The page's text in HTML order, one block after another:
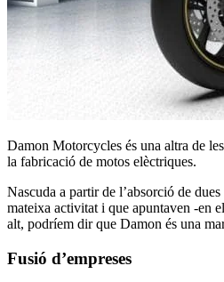
Damon Motorcycles és una altra de
la fabricació de motos elèctriques.
Nascuda a partir de l’absorció de dues
mateixa activitat i que apuntaven -en
alt, podríem dir que Damon és una
Fusió d’empreses